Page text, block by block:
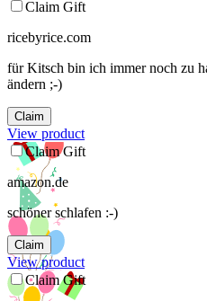
Claim Gift
ricebyrice.com
für Kitsch bin ich immer noch zu
ändern ;-)
Claim
View product
Claim Gift
amazon.de
schöner schlafen :-)
Claim
View product
Claim Gift